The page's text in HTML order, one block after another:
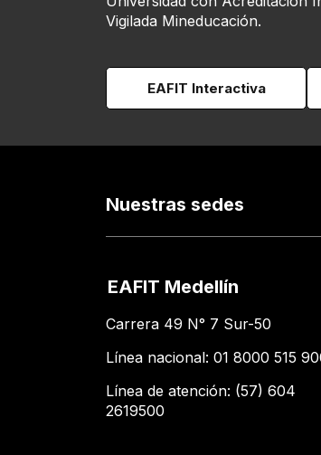
Vigilada Mineducación.
EAFIT Interactiva
Nuestras sedes
EAFIT Medellín
Carrera 49 N° 7 Sur-50
Línea nacional: 01 8000 515
Línea de atención: (57) 604
2619500